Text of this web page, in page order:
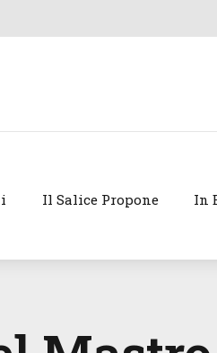
Il Salice Propone In